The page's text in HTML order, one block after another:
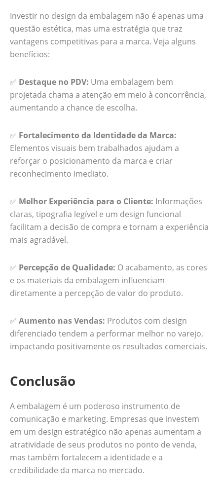
Investir no design da embalagem não é apenas uma
questão estética, mas uma estratégia que traz
vantagens competitivas para a marca. Veja alguns
benefícios:
✅ Destaque no PDV: Uma embalagem bem
projetada chama a atenção em meio à concorrência,
aumentando a chance de escolha.
✅ Fortalecimento da Identidade da Marca:
Elementos visuais bem trabalhados ajudam a
reforçar o posicionamento da marca e criar
reconhecimento imediato.
✅ Melhor Experiência para o Cliente: Informações
claras, tipografia legível e um design funcional
facilitam a decisão de compra e tornam a experiência
mais agradável.
✅ Percepção de Qualidade: O acabamento, as cores
e os materiais da embalagem influenciam
diretamente a percepção de valor do produto.
✅ Aumento nas Vendas: Produtos com design
diferenciado tendem a performar melhor no varejo,
impactando positivamente os resultados comerciais.
Conclusão
A embalagem é um poderoso instrumento de
comunicação e marketing. Empresas que investem
em um design estratégico não apenas aumentam a
atratividade de seus produtos no ponto de venda,
mas também fortalecem a identidade e a
credibilidade da marca no mercado.